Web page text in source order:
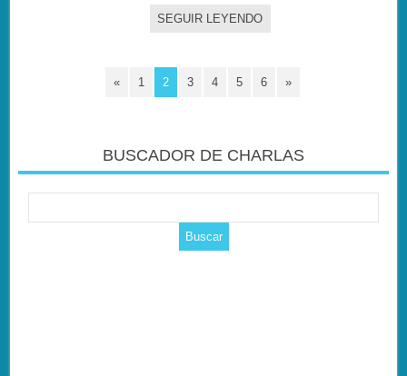
SEGUIR LEYENDO
« 1 2 3 4 5 6 »
BUSCADOR DE CHARLAS